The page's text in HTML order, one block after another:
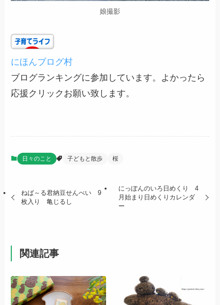
娘撮影
にほんブログ村
ブログランキングに参加しています。よかったら
応援クリックお願い致します。
日々のこと 子どもと散歩 桜
ねば～る君納豆せんべい 9
枚入り 亀じるし
にっぽんのいろ日めくり 4
月始まり日めくりカレンダ
ー
関連記事